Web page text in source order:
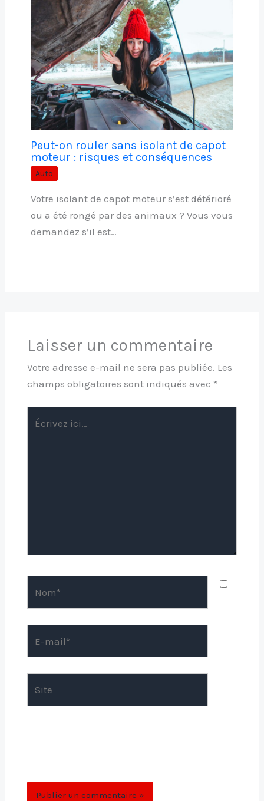
Peut-on rouler sans isolant de capot
moteur : risques et conséquences
Auto
Votre isolant de capot moteur s’est détérioré
ou a été rongé par des animaux ? Vous vous
demandez s’il est…
Laisser un commentaire
Votre adresse e-mail ne sera pas publiée. Les
champs obligatoires sont indiqués avec *
mail*